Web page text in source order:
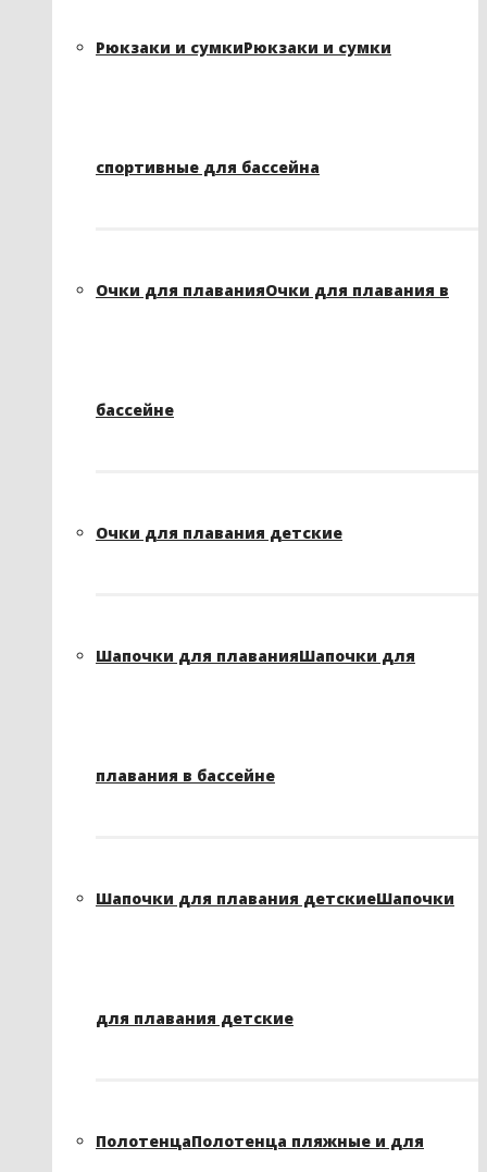
Рюкзаки и сумкиРюкзаки и сумки
спортивные для бассейна
Очки для плаванияОчки для плавания в
бассейне
Очки для плавания детские
Шапочки для плаванияШапочки для
плавания в бассейне
Шапочки для плавания детскиеШапочки
для плавания детские
ПолотенцаПолотенца пляжные и для